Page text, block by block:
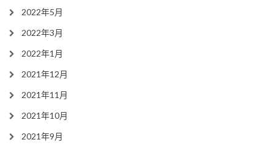
2022年5月
2022年3月
2022年1月
2021年12月
2021年11月
2021年10月
2021年9月